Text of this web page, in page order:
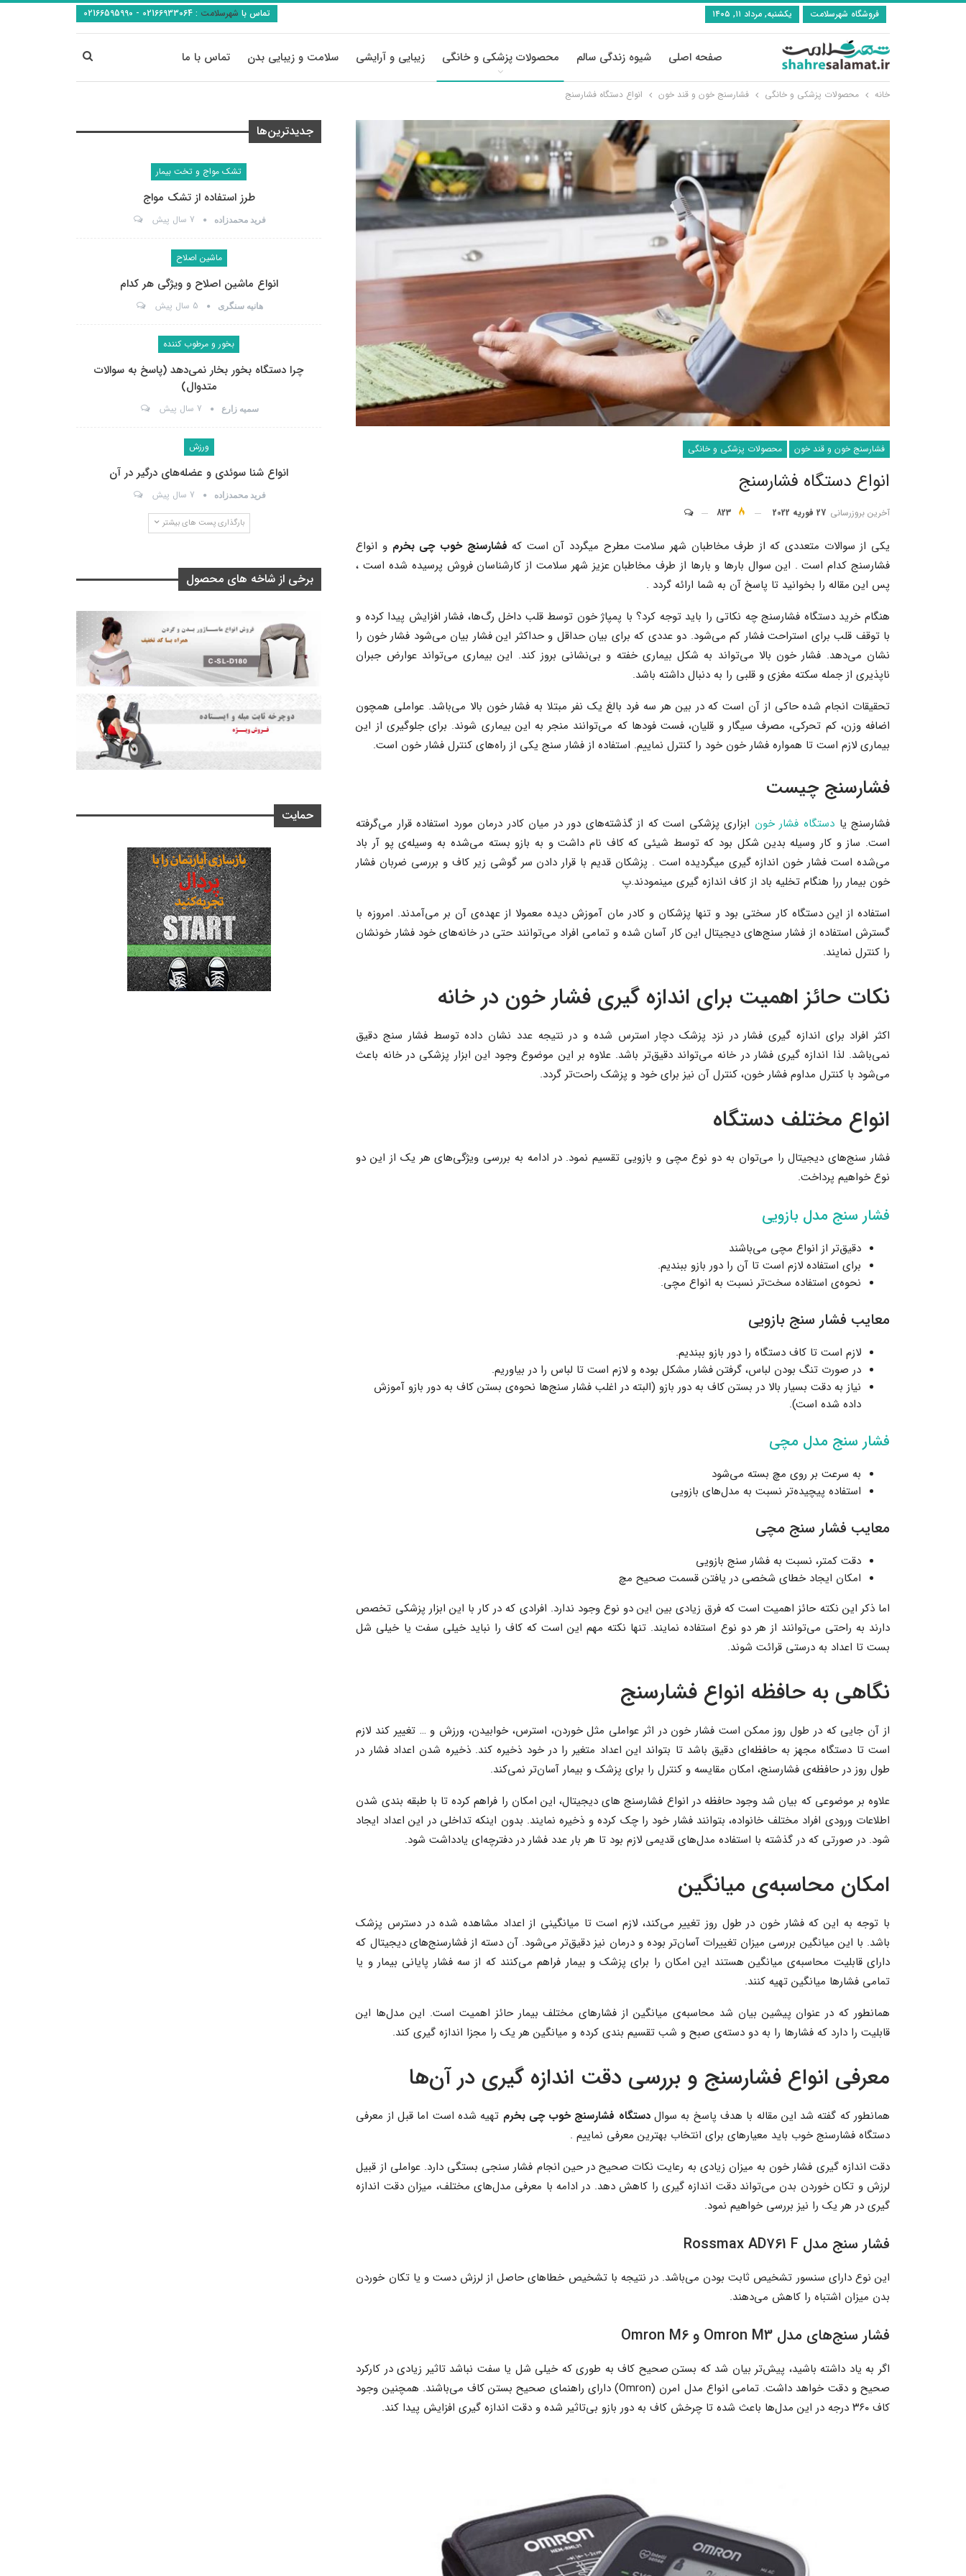
تماس با شهرسلامت : فروشگاه شهرسلامت یکشنبه, مرداد ۱۱, ۱۴۰۵
صفحه اصلی شیوه زندگی سالم محصولات پزشکی و خانگی زیبایی و آرایشی سلامت و زیبایی بدن تماس با ما
خانه محصولات پزشکی و خانگی فشارسنج خون و قند خون انواع دستگاه فشارسنج
فشارسنج خون و قند خون محصولات پزشکی و خانگی
انواع دستگاه فشارسنج
آخرین بروزرسانی 27 فوریه 2022 823
یکی از سوالات متعددی که از طرف مخاطبان شهر سلامت مطرح میگردد آن است که فشارسنج خوب چی بخرم و انواع
فشارسنج کدام است . این سوال بارها و بارها از طرف مخاطبان عزیز شهر سلامت از کارشناسان فروش پرسیده شده است ،
پس این مقاله را بخوانید تا پاسخ آن به شما ارائه گردد .
هنگام خرید دستگاه فشارسنج چه نکاتی را باید توجه کرد؟ با پمپاژ خون توسط قلب داخل رگ‌ها، فشار افزایش پیدا کرده و
با توقف قلب برای استراحت فشار کم می‌شود. دو عددی که برای بیان حداقل و حداکثر این فشار بیان می‌شود فشار خون را
نشان می‌دهد. فشار خون بالا می‌تواند به شکل بیماری خفته و بی‌‌‌نشانی بروز کند. این بیماری می‌تواند عوارض جبران
ناپذیری از جمله سکته مغزی و قلبی را به دنبال داشته باشد.
تحقیقات انجام شده حاکی از آن است که در بین هر سه فرد بالغ یک نفر مبتلا به فشار خون بالا می‌باشد. عواملی همچون
اضافه وزن، کم تحرکی، مصرف سیگار و قلیان، فست فودها که می‌توانند منجر به این بیماری شوند. برای جلوگیری از این
بیماری لازم است تا همواره فشار خون خود را کنترل نماییم. استفاده از فشار سنج یکی از راه‌های کنترل فشار خون است.
فشارسنج چیست
فشارسنج‌ یا دستگاه فشار خون ابزاری پزشکی است که از گذشته‌های دور در میان کادر درمان مورد استفاده قرار می‌گرفته
است. ساز و کار وسیله بدین شکل بود که توسط شیئی که کاف نام داشت و به بازو بسته می‌شده به وسیله‌ی پو آر باد
می‌شده است فشار خون اندازه گیری میگردیده است . پزشکان قدیم با قرار دادن سر گوشی زیر کاف و بررسی ضربان فشار
خون بیمار ررا هنگام تخلیه باد از کاف اندازه گیری مینمودند.پ
استفاده از این دستگاه کار سختی بود و تنها پزشکان و کادر مان آموزش دیده معمولا از عهده‌ی آن بر می‌آمدند. امروزه با
گسترش استفاده از فشار سنج‌های دیجیتال این کار آسان شده و تمامی افراد می‌توانند حتی در خانه‌های خود فشار خونشان
را کنترل نمایند.
نکات حائز اهمیت برای اندازه گیری فشار خون در خانه
اکثر افراد برای اندازه گیری فشار در نزد پزشک دچار استرس شده و در نتیجه عدد نشان داده توسط فشار سنج دقیق
نمی‌باشد. لذا اندازه گیری فشار در خانه می‌تواند دقیق‌تر باشد. علاوه بر این موضوع وجود این ابزار پزشکی در خانه باعث
می‌شود با کنترل مداوم فشار خون، ‌کنترل آن نیز برای خود و پزشک راحت‌تر گردد.
انواع مختلف دستگاه
فشار سنج‌های دیجیتال را می‌توان به دو نوع مچی و بازویی تقسیم نمود. در ادامه به بررسی ویژگی‌های هر یک از این دو
نوع خواهیم پرداخت.
فشار سنج مدل بازویی
دقیق‌تر از انواع مچی می‌باشند
برای استفاده لازم است تا آن را دور بازو ببندیم.
نحوه‌ی استفاده سخت‌تر نسبت به انواع مچی.
معایب فشار سنج بازویی
لازم است تا کاف دستگاه را دور بازو ببندیم.
در صورت تنگ بودن لباس، گرفتن فشار مشکل بوده و لازم است تا لباس را در بیاوریم.
نیاز به دقت بسیار بالا در بستن کاف به دور بازو (البته در اغلب فشار سنج‌ها نحوه‌ی بستن کاف به دور بازو آموزش
داده شده است).
فشار سنج مدل مچی
به سرعت بر روی مچ بسته می‌شود
استفاده پیچیده‌تر نسبت به مدل‌های بازویی
معایب فشار سنج مچی
دقت کمتر، نسبت به فشار سنج بازویی
امکان ایجاد خطای شخصی در یافتن قسمت صحیح مچ
اما ذکر این نکته حائز اهمیت است که فرق زیادی بین این دو نوع وجود ندارد. افرادی که در کار با این ابزار پزشکی تخصص
دارند به راحتی می‌توانند از هر دو نوع استفاده نمایند. تنها نکته مهم این است که کاف را نباید خیلی سفت یا خیلی شل
بست تا اعداد به درستی قرائت شوند.
نگاهی به حافظه‌ انواع فشارسنج
از آن جایی که در طول روز ممکن است فشار خون در اثر عواملی مثل خوردن، استرس، خوابیدن، ورزش و … تغییر کند لازم
است تا دستگاه مجهز به حافظه‌ای دقیق باشد تا بتواند این اعداد متغیر را در خود ذخیره کند. ذخیره شدن اعداد فشار در
طول روز در حافظه‌ی فشارسنج، امکان مقایسه و کنترل را برای پزشک و بیمار آسان‌تر نمی‌کند.
علاوه بر موضوعی که بیان شد وجود حافظه در انواع فشارسنج‌ های دیجیتال، این امکان را فراهم کرده تا با طبقه بندی شدن
اطلاعات ورودی افراد مختلف خانواده، بتوانند فشار خود را چک کرده و ذخیره نمایند. بدون اینکه تداخلی در این اعداد ایجاد
شود. در صورتی که در گذشته با استفاده مدل‌های قدیمی لازم بود تا هر بار عدد فشار در دفترچه‌ای یادداشت شود.
امکان محاسبه‌ی میانگین
با توجه به این که فشار خون در طول روز تغییر می‌کند، لازم است تا میانگینی از اعداد مشاهده شده در دسترس پزشک
باشد. با این میانگین بررسی میزان تغییرات آسان‌تر بوده و درمان نیز دقیق‌تر می‌شود. آن دسته از فشارسنج‌های دیجیتال که
دارای قابلیت محاسبه‌ی میانگین هستند این امکان را برای پزشک و بیمار فراهم می‌کنند که از سه فشار پایانی بیمار و یا
تمامی فشارها میانگین تهیه کنند.
همانطور که در عنوان پیشین بیان شد محاسبه‌ی میانگین از فشارهای مختلف بیمار حائز اهمیت است. این مدل‌ها این
قابلیت را دارد که فشارها را به دو دسته‌ی صبح و شب تقسیم ‌بندی کرده و میانگین هر یک را مجزا اندازه گیری کند.
معرفی انواع فشارسنج و بررسی دقت اندازه گیری در آن‌ها
همانطور که گفته شد این مقاله با هدف پاسخ به سوالدستگاه فشارسنج خوب چی بخرم تهیه شده است اما قبل از معرفی
دستگاه فشارسنج خوب باید معیارهای برای انتخاب بهترین معرفی نماییم .
دقت اندازه گیری فشار خون به میزان زیادی به رعایت نکات صحیح در حین انجام فشار سنجی بستگی دارد. عواملی از قبیل
لرزش و تکان خوردن بدن می‌تواند دقت اندازه گیری را کاهش دهد. در ادامه با معرفی مدل‌های مختلف، میزان دقت اندازه
گیری در هر یک را نیز بررسی خواهیم نمود.
فشار سنج مدل Rossmax AD761 F
این نوع دارای سنسور تشخیص ثابت بودن می‌باشد. در نتیجه با تشخیص خطاهای حاصل از لرزش دست و یا تکان خوردن
بدن میزان اشتباه را کاهش می‌دهند.
فشار سنج‌های مدل Omron M3 و Omron M6
اگر به یاد داشته باشید، پیش‌تر بیان شد که بستن صحیح کاف به طوری که خیلی شل یا سفت نباشد تاثیر زیادی در کارکرد
صحیح و دقت خواهد داشت. تمامی انواع مدل امرن (Omron) دارای راهنمای صحیح بستن کاف می‌باشند. همچنین وجود
کاف ۳۶۰ درجه در این مدل‌‌ها باعث شده تا چرخش کاف به دور بازو بی‌تاثیر شده و دقت اندازه گیری افزایش پیدا کند.
جدیدترین‌ها
تشک مواج و تخت بیمار
طرز استفاده از تشک مواج
فرید محمدزاده 7 سال پیش
ماشین اصلاح
انواع ماشین اصلاح و ویژگی هر کدام
هانیه سنگری 5 سال پیش
بخور و مرطوب کننده
چرا دستگاه بخور بخار نمی‌دهد (پاسخ به سوالات
متدوال)
سمیه زارع 7 سال پیش
ورزش
انواع شنا سوئدی و عضله‌های درگیر در آن
فرید محمدزاده 7 سال پیش
بارگذاری پست های بیشتر
برخی از شاخه های محصول
حمایت